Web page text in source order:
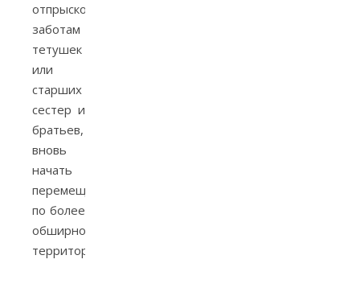
отпрысков
заботам
тетушек
или
старших
сестер и
братьев,
вновь
начать
перемещаться
по более
обширной
территории».